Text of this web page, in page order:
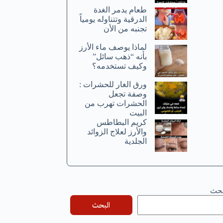
طعام يدمر الغدة
الدرقية وتتناوله يومياً
تجنبه من الأن
لماذا يوصف ماء الأرز
بأنه “ذهب سائل”
وكيف تستخدمه؟
ورق الغار للحشرات :
وصفة تجعل
الحشرات تهرب من
البيت
كريم البطاطس
والأرز لعلاج الزوائد
الجلدية
البحث